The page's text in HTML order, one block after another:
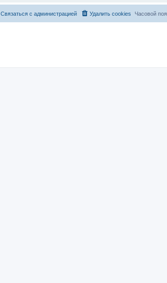
Часовой
Удалить cookies
Связаться с администрацией